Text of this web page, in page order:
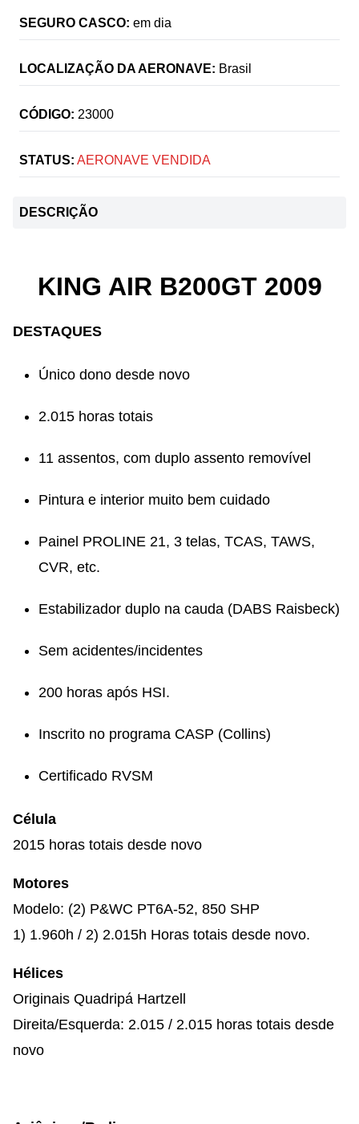
SEGURO CASCO: em dia
LOCALIZAÇÃO DA AERONAVE: Brasil
CÓDIGO: 23000
STATUS: AERONAVE VENDIDA
DESCRIÇÃO
KING AIR B200GT 2009
DESTAQUES
Único dono desde novo
2.015 horas totais
11 assentos, com duplo assento removível
Pintura e interior muito bem cuidado
Painel PROLINE 21, 3 telas, TCAS, TAWS,
CVR, etc.
Estabilizador duplo na cauda (DABS Raisbeck)
Sem acidentes/incidentes
200 horas após HSI.
Inscrito no programa CASP (Collins)
Certificado RVSM
Célula
2015 horas totais desde novo
Motores
Modelo: (2) P&WC PT6A-52, 850 SHP
1) 1.960h / 2) 2.015h Horas totais desde novo.
Hélices
Originais Quadripá Hartzell
Direita/Esquerda: 2.015 / 2.015 horas totais desde
novo